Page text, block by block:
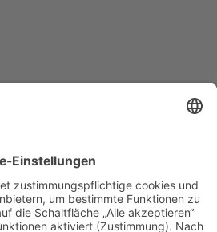
nach dem Heilpraktikergesetz
gem. §1 Abs.1 des Gesetzes über
Heilkunde ohne Bestallung
als Heilpraktiker beschränkt